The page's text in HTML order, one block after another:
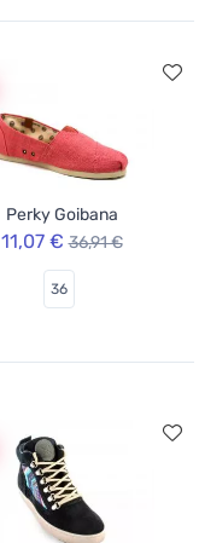
Perky Goibana
11,07 € 36,91 €
36